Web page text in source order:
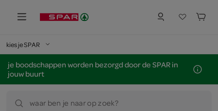
kies je SPAR
je boodschappen worden bezorgd door de SPAR in
jouw buurt
waar ben je naar op zoek?